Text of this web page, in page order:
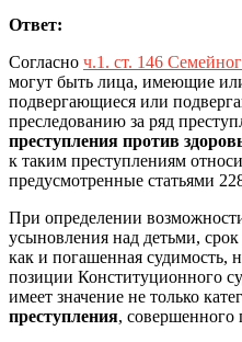
Ответ:
Согласно ч.1. ст. 146
могут быть лица, имеющие
подвергающиеся или
преследованию за ряд
преступления против
к таким преступлениям
предусмотренные статьями
При определении
усыновления над детьми,
как и погашенная судимость,
позиции Конституционного
имеет значение не только
преступления,